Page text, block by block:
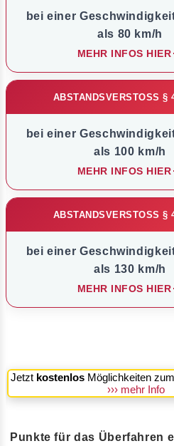
bei einer
als 80 km/h
MEHR INFOS HIER
ABSTANDSVERSTOSS § 4
bei einer
als 100 km/h
MEHR INFOS HIER
ABSTANDSVERSTOSS § 4
bei einer
als 130 km/h
MEHR INFOS HIER
Jetzt kostenlos Möglichkeiten zum
››› mehr Info
Punkte für das Überfahren